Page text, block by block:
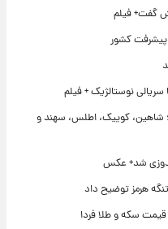
گفت+ فیلم
پیشرفت کشور
نوستالژیک + فیلم
شاهین، کوییک، اطلس، سهند و
شد+ عکس
هرمز توضیح داد
قیمت سکه و طلا فردا